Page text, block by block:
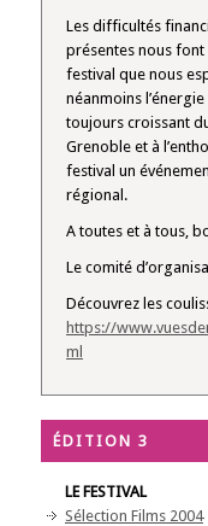
Les difficultés
présentes nous
festival que nous
néanmoins
toujours croissant
Grenoble et à
festival un
régional.
A toutes et à tous,
Le comité
Découvrez les
https://
ml
ÉDITION 3
LE FESTIVAL
Sélection Films 2004